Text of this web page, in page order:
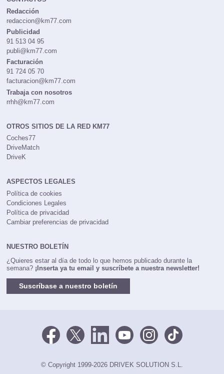
Redacción
redaccion@km77.com
Publicidad
91 513 04 95
publi@km77.com
Facturación
91 724 05 70
facturacion@km77.com
Trabaja con nosotros
rrhh@km77.com
OTROS SITIOS DE LA RED KM77
Coches77
DriveMatch
DriveK
ASPECTOS LEGALES
Política de cookies
Condiciones Legales
Política de privacidad
Cambiar preferencias de privacidad
NUESTRO BOLETÍN
¿Quieres estar al día de todo lo que hemos publicado durante la
semana? ¡Inserta ya tu email y suscríbete a nuestra newsletter!
Suscríbase a nuestro boletín
© Copyright 1999-2026 DRIVEK SOLUTION S.L.